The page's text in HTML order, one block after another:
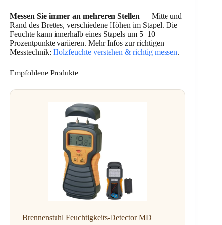
Messen Sie immer an mehreren Stellen — Mitte und
Rand des Brettes, verschiedene Höhen im Stapel. Die
Feuchte kann innerhalb eines Stapels um 5–10
Prozentpunkte variieren. Mehr Infos zur richtigen
Messtechnik: Holzfeuchte verstehen & richtig messen.
Empfohlene Produkte
Brennenstuhl Feuchtigkeits-Detector MD